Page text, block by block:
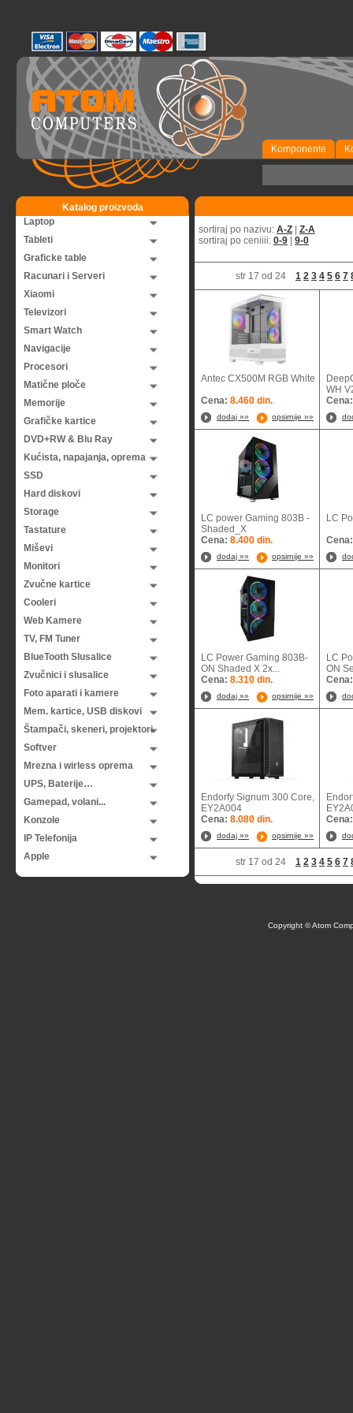
Komponente
Katalog proizvoda
Laptop
Tableti
Graficke table
Racunari i Serveri
Xiaomi
Televizori
Smart Watch
Navigacije
Procesori
Matične ploče
Memorije
Grafičke kartice
DVD+RW & Blu Ray
Kućista, napajanja, oprema
SSD
Hard diskovi
Storage
Tastature
Miševi
Monitori
Zvučne kartice
Cooleri
Web Kamere
TV, FM Tuner
BlueTooth Slusalice
Zvučnici i slusalice
Foto aparati i kamere
Mem. kartice, USB diskovi
Štampači, skeneri, projektori
Softver
Mrezna i wirless oprema
UPS, Baterije…
Gamepad, volani...
Konzole
IP Telefonija
Apple
sortiraj po nazivu: A-Z
Z-A
sortiraj po ceniiii: 0-9 9-0
str 17 od 24 1 2 3 4 5 6 7
Antec CX500M RGB White
Cena: 8.460 din.
dodaj »» opsirnije »»
WH
LC power Gaming 803B -
Shaded_X
Cena: 8.400 din.
dodaj »» opsirnije »»
LC
LC Power Gaming 803B-
ON Shaded X 2x...
Cena: 8.310 din.
dodaj »» opsirnije »»
LC
ON
Endorfy Signum 300 Core,
EY2A004
Cena: 8.080 din.
dodaj »» opsirnije »»
str 17 od 24 1 2 3 4 5 6 7
Copyright © Atom